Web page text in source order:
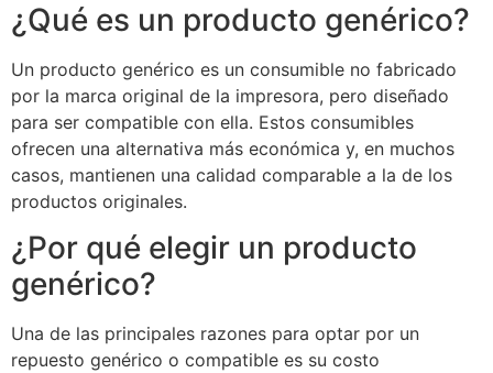
¿Qué es un producto genérico?
Un producto genérico es un consumible no fabricado
por la marca original de la impresora, pero diseñado
para ser compatible con ella. Estos consumibles
ofrecen una alternativa más económica y, en muchos
casos, mantienen una calidad comparable a la de los
productos originales.
¿Por qué elegir un producto
genérico?
Una de las principales razones para optar por un
repuesto genérico o compatible es su costo